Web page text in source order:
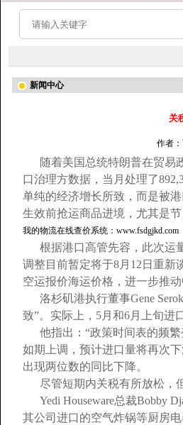
新闻中心
关
作者
随着美国总统特朗普在贸易
口治理方数据，当月处理了
单纯的经济增长所致，而是被
生效前抢运商品进境，尤其是
我的物流在线查价系统：www.fsdgjkd.com
根据港口高管先容，此次运
调整目前暂定将于8月12日重新
空运报价海运价格，进一步推
洛杉矶港执行董事Gene
致”。实际上，5月和6月上旬进
他指出：“政策时间表的频
如期上调，预计进口量将再次
出现两位数的同比下降。
尽管短期内关税有所放松，
Yedi Houseware总裁Bobby
其公司进口的空气炸锅等厨房电